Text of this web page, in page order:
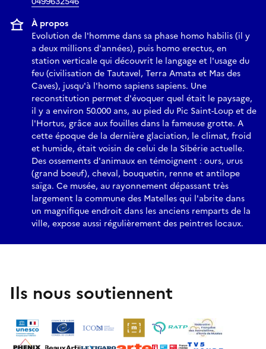
À propos
Evolution de l'homme dans sa phase homo habilis (il y
a deux millions d'années), puis homo erectus, en
station verticale qui découvrit le langage et l'usage du
feu (civilisation de Tautavel, Terra Amata et Mas des
Caves), jusqu'à l'homo sapiens sapiens. Une
reconstitution permet d'évoquer quel était le paysage,
il y a environ 50.000 ans, au pied du Pic Saint-Loup et de
l'Hortus, grâce aux fouilles dans la fameuse grotte. A
cette époque de la dernière glaciation, le climat, froid
et humide, était voisin de celui de la Sibérie actuelle.
Des ossements d'animaux en témoignent : ours, urus
(grand boeuf), cheval, bouquetin, renne et antilope
saïga. Ce musée, au rayonnement dépassant très
largement la commune des Matelles qui l'abrite dans
un magnifique endroit dans les anciens remparts de la
ville, expose aussi régulièrement des peintres locaux.
Ils nous soutiennent